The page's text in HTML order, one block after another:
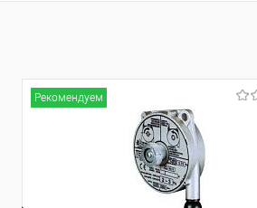
Рекомендуем